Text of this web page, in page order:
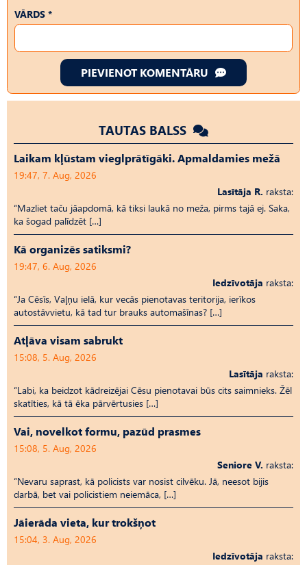
VĀRDS *
PIEVIENOT KOMENTĀRU
TAUTAS BALSS
Laikam kļūstam vieglprātīgāki. Apmaldamies mežā
19:47, 7. Aug, 2026
Lasītāja R. raksta:
“Mazliet taču jāapdomā, kā tiksi laukā no meža, pirms tajā ej. Saka,
ka šogad palīdzēt […]
Kā organizēs satiksmi?
19:47, 6. Aug, 2026
Iedzīvotāja raksta:
“Ja Cēsīs, Vaļņu ielā, kur vecās pienotavas teritorija, ierīkos
autostāvvietu, kā tad tur brauks automašīnas? […]
Atļāva visam sabrukt
15:08, 5. Aug, 2026
Lasītāja raksta:
“Labi, ka beidzot kādreizējai Cēsu pienotavai būs cits saimnieks. Žēl
skatīties, kā tā ēka pārvērtusies […]
Vai, novelkot formu, pazūd prasmes
15:08, 5. Aug, 2026
Seniore V. raksta:
“Nevaru saprast, kā policists var nosist cilvēku. Jā, neesot bijis
darbā, bet vai policistiem neiemāca, […]
Jāierāda vieta, kur trokšņot
15:04, 3. Aug, 2026
Iedzīvotāja raksta: